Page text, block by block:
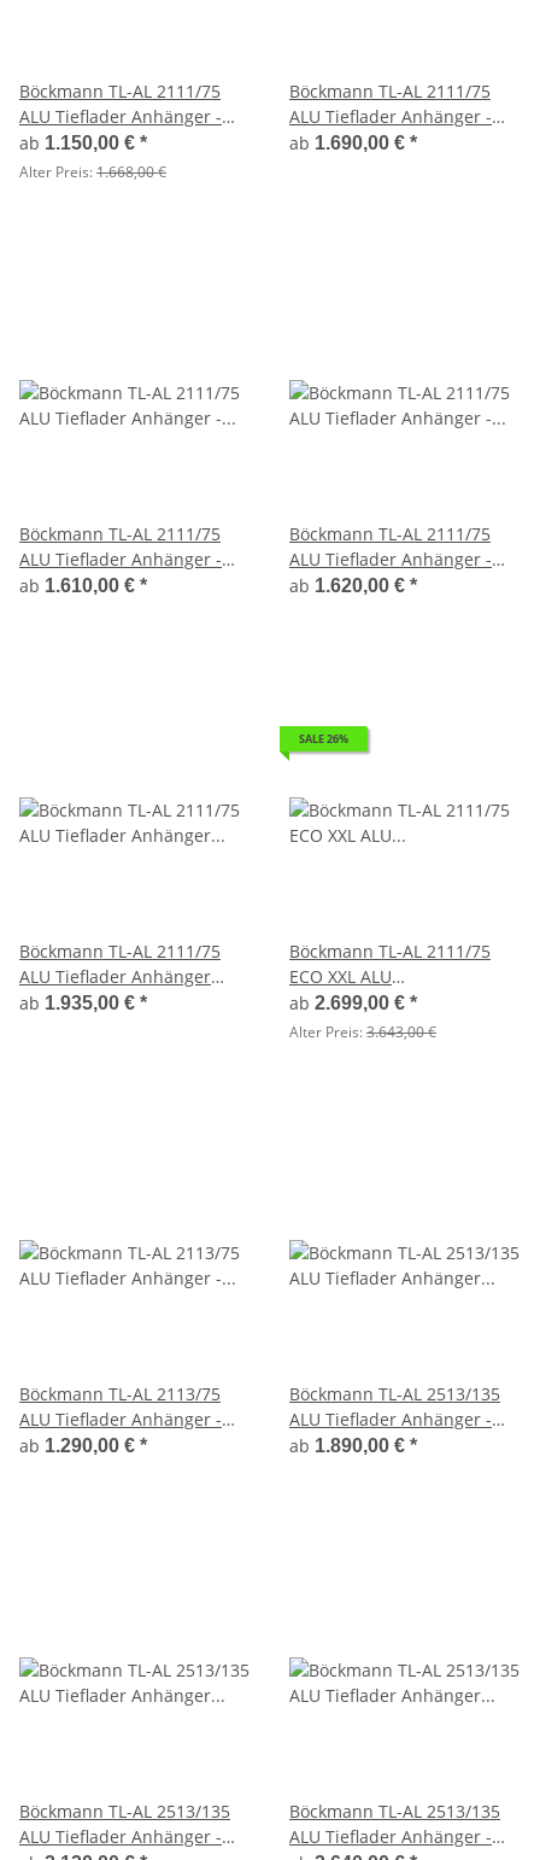
Böckmann TL-AL 2111/75
ALU Tieflader Anhänger -
ungebremst
ab 1.150,00 € *
Alter Preis:1.668,00 €
Böckmann TL-AL 2111/75
ALU Tieflader Anhänger -
ungebremst mit ALU
ab 1.690,00 € *
Böckmann TL-AL 2111/75
ALU Tieflader Anhänger -
ungebremst mit
ab 1.610,00 € *
Böckmann TL-AL 2111/75
ALU Tieflader Anhänger -
ungebremst mit Stahl -
ab 1.620,00 € *
Böckmann TL-AL 2111/75
ALU Tieflader Anhänger
erhöhte Bordwand
ab 1.935,00 € *
SALE 26%
Böckmann TL-AL 2111/75
ECO XXL ALU
Deckelanhänger -
ungebremst
ab 2.699,00 € *
Alter Preis:3.643,00 €
Böckmann TL-AL 2113/75
ALU Tieflader Anhänger -
ungebremst
ab 1.290,00 € *
Böckmann TL-AL 2513/135
ALU Tieflader Anhänger -
gebremst
ab 1.890,00 € *
Böckmann TL-AL 2513/135
ALU Tieflader Anhänger -
Böckmann TL-AL 2513/135
ALU Tieflader Anhänger -